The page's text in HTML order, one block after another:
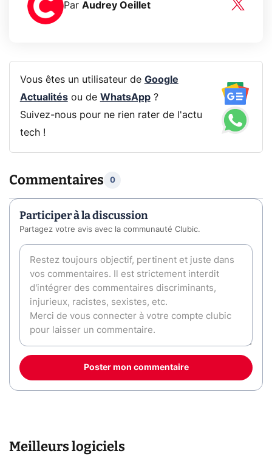
Par Audrey Oeillet
Vous êtes un utilisateur de Google
Actualitésou de WhatsApp?
Suivez-nous pour ne rien rater de l'actu
tech !
Commentaires 0
Participer à la discussion
Partagez votre avis avec la communauté Clubic.
Poster mon commentaire
Meilleurs logiciels